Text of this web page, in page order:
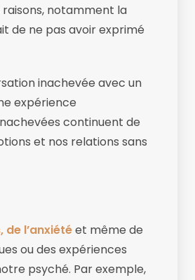
notamment la
de ne pas avoir exprimé
inachevée avec un
expérience
continuent de
et nos relations sans
de l’anxiétéet même de
ou des expériences
psyché. Par exemple,